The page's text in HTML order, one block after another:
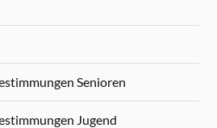
Senioren
Jugend